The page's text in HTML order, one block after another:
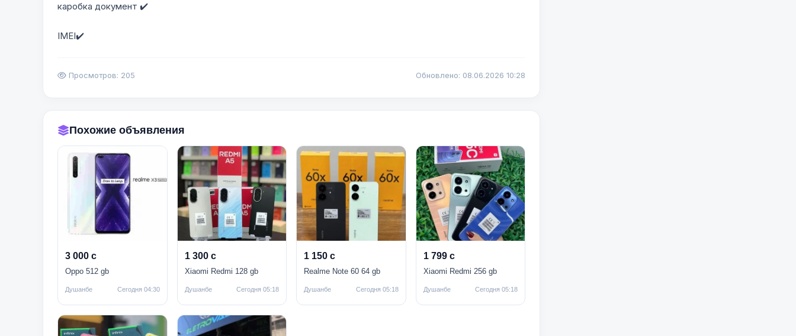
каробка документ ✔️
IMEI✔️
Просмотров: 205 Обновлено: 08.06.2026 10:28
Похожие объявления
3 000 с
Oppo 512 gb
Душанбе Сегодня 04:30
1 300 с
Xiaomi Redmi 128 gb
Душанбе Сегодня 05:18
1 150 с
Realme Note 60 64 gb
Душанбе Сегодня 05:18
1 799 с
Xiaomi Redmi 256 gb
Душанбе Сегодня 05:18